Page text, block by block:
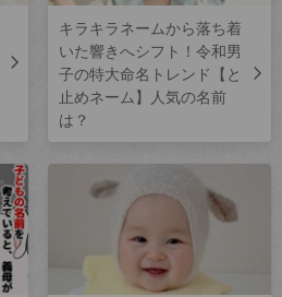
キラキラネームから落ち着
いた響きへシフト！令和男
子の特大命名トレンド【と
止めネーム】人気の名前
は？